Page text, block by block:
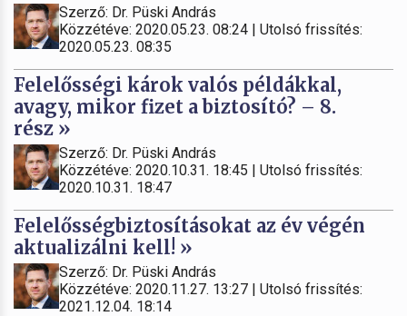
Szerző: Dr. Püski András
Közzétéve: 2020.05.23. 08:24 | Utolsó frissítés:
2020.05.23. 08:35
Felelősségi károk valós példákkal,
avagy, mikor fizet a biztosító? – 8.
rész »
Szerző: Dr. Püski András
Közzétéve: 2020.10.31. 18:45 | Utolsó frissítés:
2020.10.31. 18:47
Felelősségbiztosításokat az év végén
aktualizálni kell! »
Szerző: Dr. Püski András
Közzétéve: 2020.11.27. 13:27 | Utolsó frissítés:
2021.12.04. 18:14